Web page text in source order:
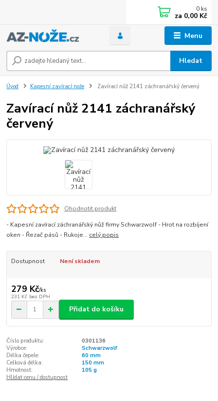
Menu
Hledat
0 ks
za 0,00 Kč
Úvod Kapesní zavírací nože Zavírací nůž 2141 záchranářský červený
Zavírací nůž 2141 záchranářský
červený
Ohodnotit produkt
- Kapesní zavírací záchranářský nůž firmy Schwarzwolf - Hrot na rozbíjení
oken - Řezač pásů - Rukoje... celý popis
Dostupnost Není skladem
279 Kč/ks
231 Kč bez DPH
Přidat do košíku
Číslo produktu:
0301136
Výrobce:
Schwarzwolf
Délka čepele:
60 mm
Celková délka:
150 mm
Hmotnost:
105 g
Hlídat cenu / dostupnost